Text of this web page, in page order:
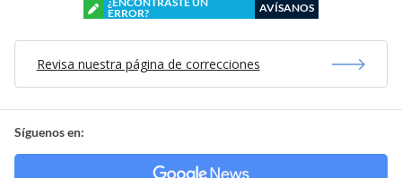
ERROR?
AVÍSANOS
Revisa nuestra página de correcciones
Síguenos en: